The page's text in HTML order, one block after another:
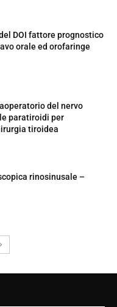
DOI fattore prognostico
orale ed orofaringe
del nervo
paratiroidi per
tiroidea
rinosinusale –